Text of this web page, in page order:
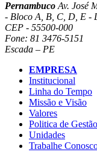
Pernambuco Av. José
- Bloco A, B, C, D, E -
CEP - 55500-000
Fone: 81 3476-5151
Escada – PE
EMPRESA
Institucional
Linha do Tempo
Missão e Visão
Valores
Politica de Gestão
Unidades
Trabalhe